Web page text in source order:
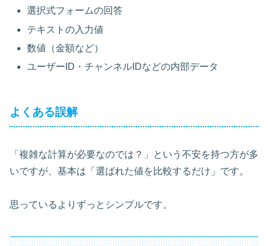
選択式フォームの回答
テキストの入力値
数値（金額など）
ユーザーID・チャンネルIDなどの内部データ
よくある誤解
「複雑な計算が必要なのでは？」という不安を持つ方が多
いですが、基本は「選ばれた値を比較するだけ」です。
思っているよりずっとシンプルです。